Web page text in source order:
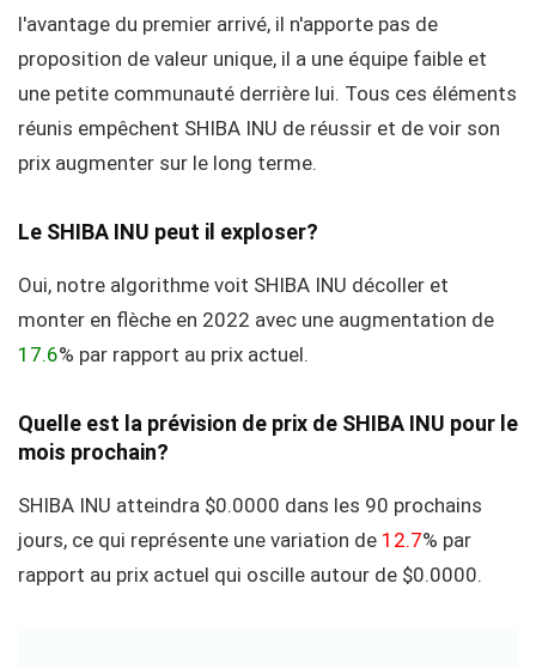
l'avantage du premier arrivé, il n'apporte pas de
proposition de valeur unique, il a une équipe faible et
une petite communauté derrière lui. Tous ces éléments
réunis empêchent SHIBA INU de réussir et de voir son
prix augmenter sur le long terme.
Le SHIBA INU peut il exploser?
Oui, notre algorithme voit SHIBA INU décoller et
monter en flèche en 2022 avec une augmentation de
17.6% par rapport au prix actuel.
Quelle est la prévision de prix de SHIBA INU pour le
mois prochain?
SHIBA INU atteindra $0.0000 dans les 90 prochains
jours, ce qui représente une variation de 12.7% par
rapport au prix actuel qui oscille autour de $0.0000.